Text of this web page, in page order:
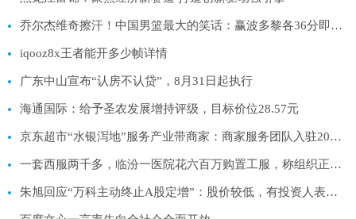
乔尔杰维奇擦汗！中国男篮最大的笑话：赢波多黎各36分即可出线
iqooz8x王者能开多少帧详情
广东中山宣布“认房不认贷”，8月31日起执行
海通国际：给予圣农发展增持评级，目标价位28.57元
京东超市“水银泻地”服务产业带商家：商家服务团队入驻20个城市 1对1服务商家
一套西服两千多，临汾一医院花六百万购置工服，称组织正安排应对
朱旭回应“万科主动终止A股定增”：股价较低，有投资人表示担忧